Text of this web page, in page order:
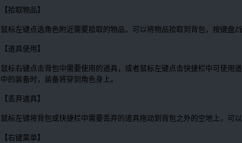
【拾取物品】
鼠标左键点选角色附近需要拾取的物品，可以将物品拾取到背包，按键盘
【道具使用】
鼠标右键点击背包中需要使用的道具，或者鼠标左键点击快捷栏中可使用
中的装备时，装备将穿到角色身上。
【丢弃道具】
鼠标左键将背包或快捷栏中需要丢弃的道具拖动到背包之外的空地上，可
【右键菜单】